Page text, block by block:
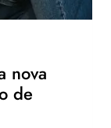
nova
de